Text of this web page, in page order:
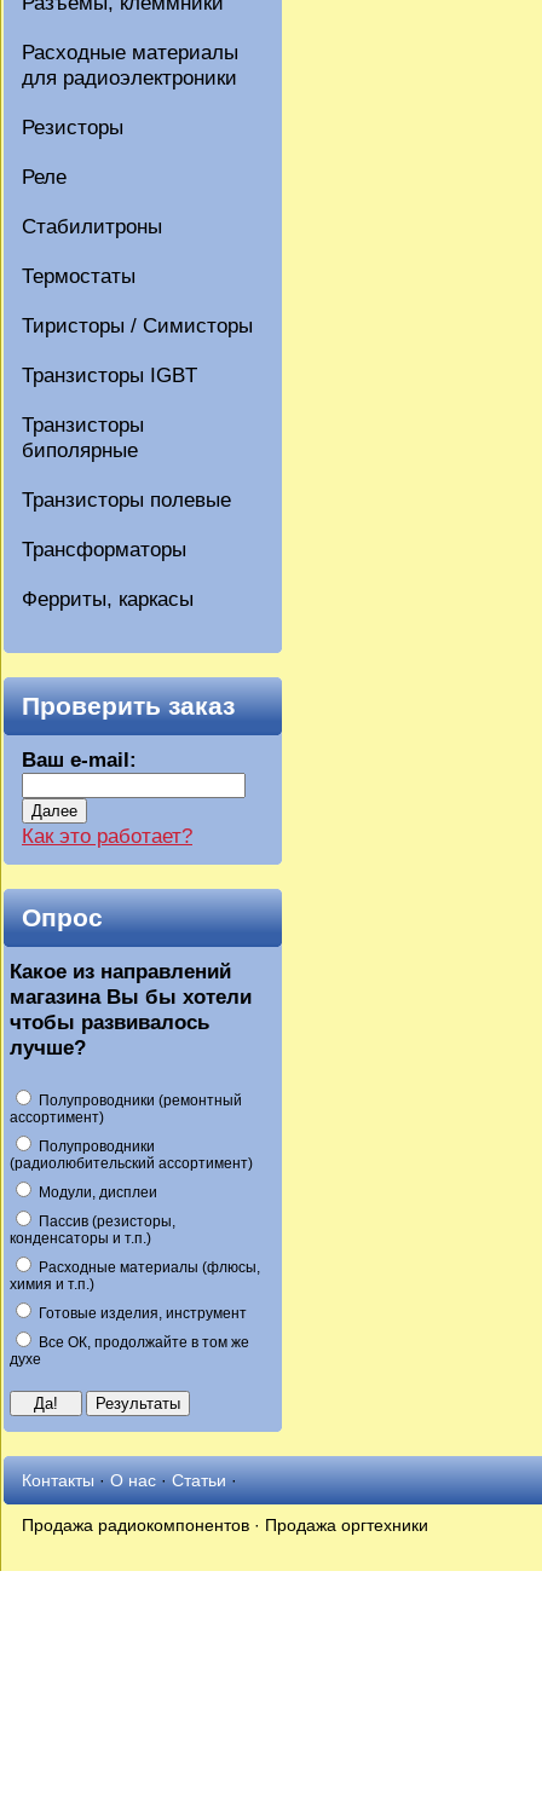
Расходные материалы
для радиоэлектроники
Резисторы
Реле
Стабилитроны
Термостаты
Тиристоры / Симисторы
Транзисторы IGBT
Транзисторы
биполярные
Транзисторы полевые
Трансформаторы
Ферриты, каркасы
Проверить заказ
Ваш e-mail:
Далее
Как это работает?
Опрос
Какое из направлений
магазина Вы бы хотели
чтобы развивалось
лучше?
Полупроводники (ремонтный
ассортимент)
Полупроводники
(радиолюбительский ассортимент)
Модули, дисплеи
Пассив (резисторы,
конденсаторы и т.п.)
Расходные материалы (флюсы,
химия и т.п.)
Готовые изделия, инструмент
Все ОК, продолжайте в том же
духе
Контакты·О нас·Статьи·
Продажа радиокомпонентов · Продажа оргтехники